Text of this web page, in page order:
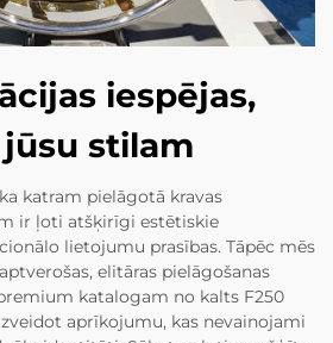
iespējas,
stilam
katram pielāgotā kravas
ir ļoti atšķirīgi estētiskie
lietojumu prasības. Tāpēc mēs
elitāras pielāgošanas
katalogam no kalts F250
aprīkojumu, kas nevainojami